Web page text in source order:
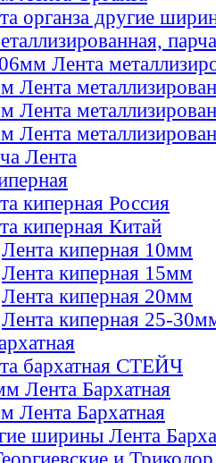
органза другие
парча
Лента
Лента
Лента
Лента
Лента
киперная Россия
киперная Китай
Лента киперная 10мм
Лента киперная 15мм
Лента киперная 20мм
Лента киперная 25-
бархатная СТЕЙЧ
Лента Бархатная
Лента Бархатная
ширины Лента